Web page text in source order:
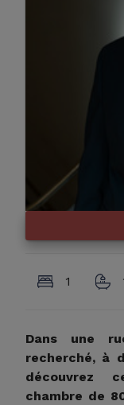
1
Dans une
recherché, à
découvrez
chambre de